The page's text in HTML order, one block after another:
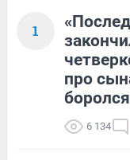
1
про
6 134